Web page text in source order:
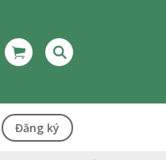
Đăng ký